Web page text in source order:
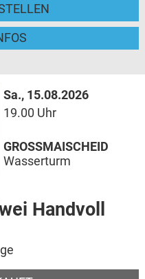
Sa., 15.08.2026
19.00 Uhr
Handvoll
GROSSMAISCHEID
Wasserturm